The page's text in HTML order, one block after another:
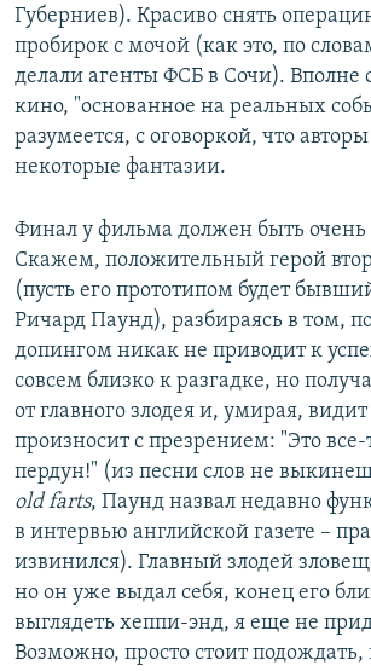
Губерниев). Красиво снять
пробирок с мочой (как это, по
делали агенты ФСБ в Сочи). Вполне
кино, "основанное на реальных
разумеется, с оговоркой, что
некоторые фантазии.
Финал у фильма должен быть
Скажем, положительный герой
(пусть его прототипом будет
Ричард Паунд), разбираясь в том,
допингом никак не приводит к
совсем близко к разгадке, но
от главного злодея и, умирая,
произносит с презрением: "Это
пердун!" (из песни слов не
old farts, Паунд назвал недавно
в интервью английской газете –
извинился). Главный злодей
но он уже выдал себя, конец его
выглядеть хеппи-энд, я еще не
Возможно, просто стоит